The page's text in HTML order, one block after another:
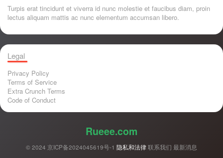
Turpis erat tincidunt et viverra id nunc molestie et faucibus diam, proin
lectus aliquam mattis ac nunc elementum accumsan libero.
Legal
Privacy Policy
Terms of Service
Extra Crunch Terms
Code of Conduct
Rueee.com
© 2024 京ICP备2024045619号-1 隐私和法律联系我们 最新消息